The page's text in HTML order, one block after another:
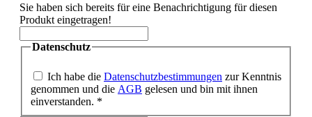
Sie haben sich bereits für eine Benachrichtigung für diesen
Produkt eingetragen!
Datenschutz
Ich habe die Datenschutzbestimmungen zur Kenntnis
genommen und die AGB gelesen und bin mit ihnen
einverstanden. *